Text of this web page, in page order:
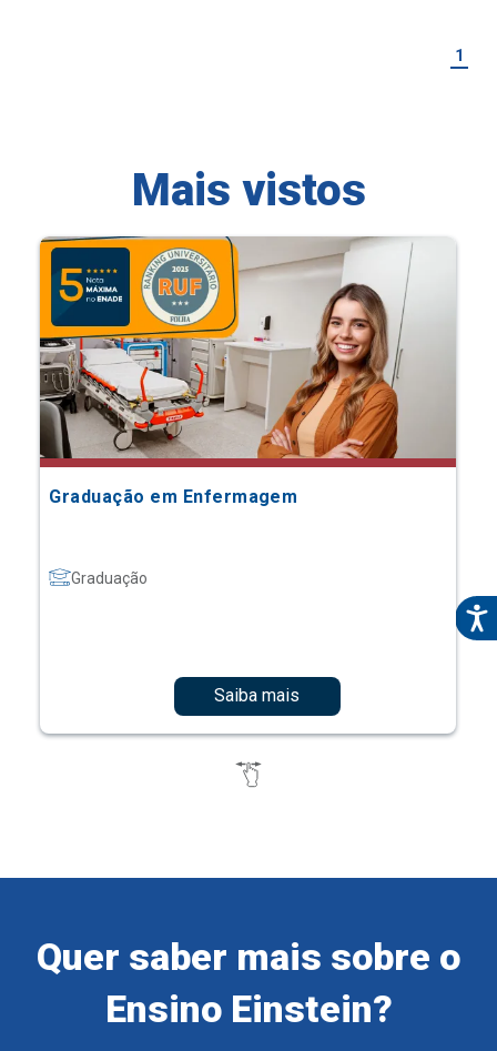
1
Mais vistos
Graduação em Enfermagem
Graduação
Saiba mais
Quer saber mais sobre o
Ensino Einstein?